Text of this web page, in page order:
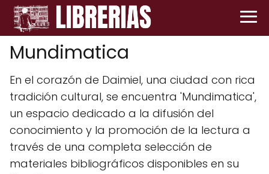
Mundimatica
En el corazón de Daimiel, una ciudad con rica
tradición cultural, se encuentra 'Mundimatica',
un espacio dedicado a la difusión del
conocimiento y la promoción de la lectura a
través de una completa selección de
materiales bibliográficos disponibles en su